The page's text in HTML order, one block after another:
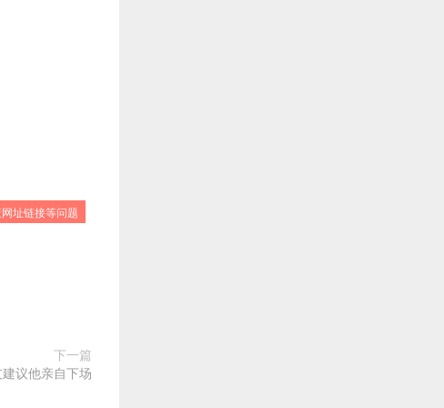
址链接等问题
下一篇
议他亲自下场